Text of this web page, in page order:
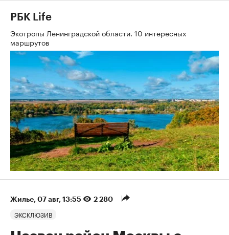
РБК Life
Экотропы Ленинградской области. 10 интересных
маршрутов
Жилье 07 авг, 13:55 2 280
ЭКСКЛЮЗИВ